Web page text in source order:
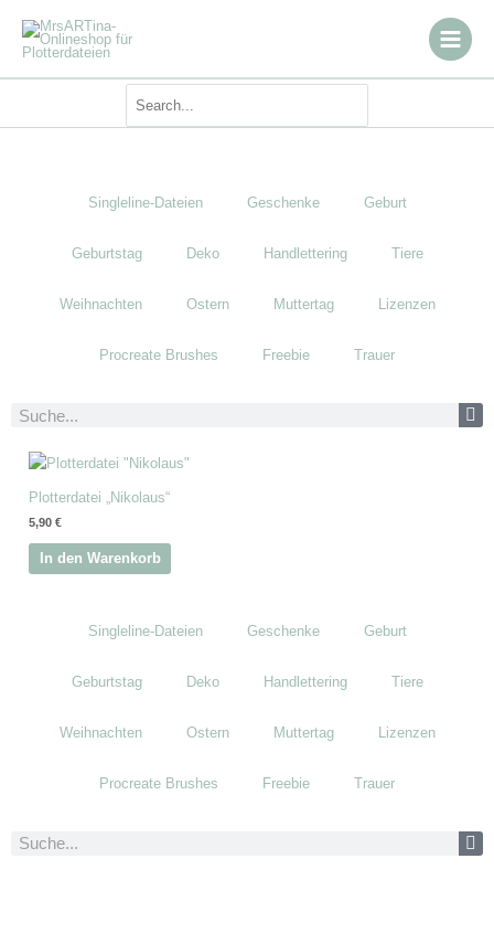
Inhalt
springen
for:
Singleline-Dateien Geschenke Geburt
Geburtstag Deko Handlettering Tiere
Weihnachten Ostern Muttertag Lizenzen
Procreate Brushes Freebie Trauer
Suche
Plotterdatei „Nikolaus“
5,90 €
In den Warenkorb
Singleline-Dateien Geschenke Geburt
Geburtstag Deko Handlettering Tiere
Weihnachten Ostern Muttertag Lizenzen
Procreate Brushes Freebie Trauer
Suche